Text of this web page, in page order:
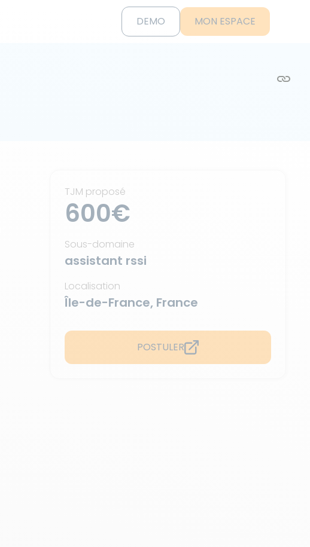
DEMO MON ESPACE
TJM proposé
600€
Sous-domaine
assistant rssi
Localisation
Île-de-France, France
POSTULER